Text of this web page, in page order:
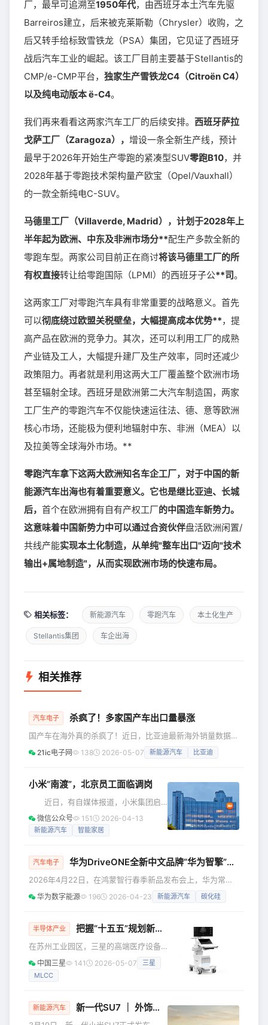
厂，最早可追溯至1950年代，由西班牙本土汽车先驱
Barreiros建立，后来被克莱斯勒（Chrysler）收购，之
后又转手给标致雪铁龙（PSA）集团，它见证了西班牙
战后汽车工业的崛起。该工厂目前主要基于Stellantis的
CMP/e-CMP平台， 独家生产雪铁龙C4（Citroën C4）
以及纯电动版本 ë-C4。
我们再来看看这两家汽车工厂的后续安排。 西班牙萨拉
戈萨工厂（Zaragoza）， 增设一条全新生产线，预计
最早于2026年开始生产零跑的紧凑型SUV零跑B10，并
2028年基于零跑技术架构量产欧宝（Opel/Vauxhall）
的一款全新纯电C-SUV。
马德里工厂（Villaverde, Madrid），计划于2028年上
半年起为欧洲、中东及非洲市场分**配生产多款全新的
零跑车型。两家公司目前正在商讨将该马德里工厂的所
有权直接转让给零跑国际（LPMI）的西班牙子公**司。
这两家工厂对零跑汽车具有非常重要的战略意义。首先
可以彻底绕过欧盟关税壁垒，大幅提高成本优势**，提
高产品在欧洲的竞争力。其次，还可以利用工厂的成熟
产业链及工人，大幅提升建厂及生产效率，同时还减少
政策阻力。再者就是利用这两大工厂覆盖整个欧洲市场
甚至辐射全球。西班牙是欧洲第二大汽车制造国，两家
工厂生产的零跑汽车不仅能快速运往法、德、意等欧洲
核心市场，还能极为便利地辐射中东、非洲（MEA）以
及拉美等全球海外市场。**
零跑汽车拿下这两大欧洲知名车企工厂，对于中国的新
能源汽车出海也有着重要意义。它也是继比亚迪、长城
后， 首个在欧洲拥有自有产权工厂的中国造车新势力。
这意味着中国新势力中可以通过合资伙伴盘活欧洲闲置/
共线产能实现本土化制造，从单纯"整车出口"迈向"技术
输出+属地制造"，从而实现欧洲市场的快速布局。
相关标签： 新能源汽车 零跑汽车 本土化生产
Stellantis集团 车企出海
相关推荐
汽车电子 杀疯了！多家国产车出口量暴涨
国产车在海外真的杀疯了！近日，比亚迪最新海外销量数据出
炉，比亚迪4月单月海外销量突破13万辆，同比大涨70.9%，
创下历史新高。 4月份比亚迪总销量为32.1万辆，这意味着海
重度依赖国内市场的比亚迪，海外销量占比已经往一半去了。
今年1-4月海外累计销量已经超45万辆。值得一提的是，比亚
迪已经将海外年度销售目标由年初的130万辆上调至150万辆
21ic电子网 138 2026-05-07 新能源汽车 比亚迪
小米“南渡”，北京员工面临调岗
近日，有自媒体报道，小米集团启
动新一轮组织架构调整，其中北京中台
员工将分批迁至武汉总部。选择迁移的
将面临内部调岗。据内部消息，首批团
整与小米在武汉的产业布局密切相关。
10月28日，小米智能家电工厂在武汉正
机智能工厂后打造的第三座大型智能工
厂，主要生产空
微信公众号 151 2026-04-13
新能源汽车 智能家居
汽车电子 华为DriveONE全新中文品牌“华为智擎”正式发布，持续引领
2026年4月22日，在鸿蒙智行春季新品发布会上，华为常务
董事、产品投资评审委员会主任、终端BG董事长余承东对外
发布问界M6、全新一代问界M9系列、智界V9、尚界Z7、尚
全新中文品牌“华为智擎”。 继鸿蒙座舱、乾崑智驾之后，华为
智擎作为“智能汽车第三大件”，与华为途灵平台、华为巨鲸电
池等共同筑牢智能汽车的核心技术底座。从技术引领到
华为数字能源 196 2026-04-23 新能源汽车 碳化硅
半导体产业 把握“十五五”规划新机遇 加码新兴产业深耕中国市场
在苏州工业园区，三星的高端医疗设备
产线正有序运转，一台台全球领先的B超
机陆续下线，即将进入市场。与以往不
之中见转型，这一突破，正是三星立足
中国34年，应时而变的生动缩影，也标
中国三星 141 2026-05-07
三星
MLCC
新能源汽车 新一代SU7 ｜ 外饰设计手记 01：功能与美学的设计平衡